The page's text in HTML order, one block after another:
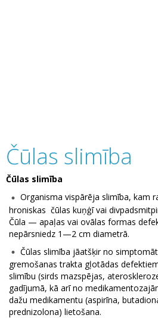
Čūlas slimība
Čūlas slimība
Organisma vispārēja slimība, kam
hroniskas čūlas kuņģī vai
Čūla — apaļas vai ovālas formas
nepārsniedz 1—2 cm diametrā.
Čūlas slimība jāatšķir no
gremošanas trakta gļotādas
slimību (sirds mazspējas,
gadījumā, kā arī no
dažu medikamentu (aspirīna,
prednizolona) lietošana.